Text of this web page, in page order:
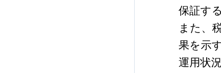
保証す
また、
果を示
運用状